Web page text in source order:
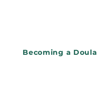
Becoming a Doula